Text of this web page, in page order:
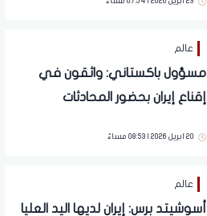
عالم
مسؤول باكستاني: واثقون في
إقناع إيران بحضور المحادثات
20 ابريل 2026 | 08:53 مساءً
عالم
أسوشيتد برس: إيران لديها اليد العليا